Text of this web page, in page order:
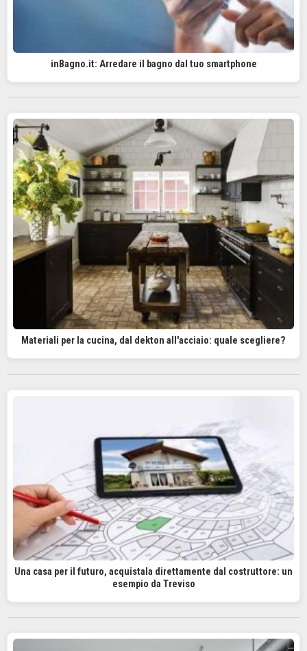
inBagno.it: Arredare il bagno dal tuo smartphone
Materiali per la cucina, dal dekton all'acciaio: quale scegliere?
Una casa per il futuro, acquistala direttamente dal costruttore: un
esempio da Treviso